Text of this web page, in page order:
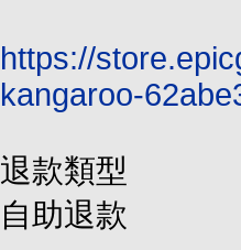
https://
kangaroo-
退款類型
自助退款